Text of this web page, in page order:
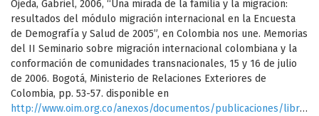
Ojeda, Gabriel, 2006, “Una mirada de la familia y la migración:
resultados del módulo migración internacional en la Encuesta
de Demografía y Salud de 2005”, en Colombia nos une. Memorias
del II Seminario sobre migración internacional colombiana y la
conformación de comunidades transnacionales, 15 y 16 de julio
de 2006. Bogotá, Ministerio de Relaciones Exteriores de
Colombia, pp. 53-57. disponible en
http://www.oim.org.co/anexos/documentos/publicaciones/libro128.pdf